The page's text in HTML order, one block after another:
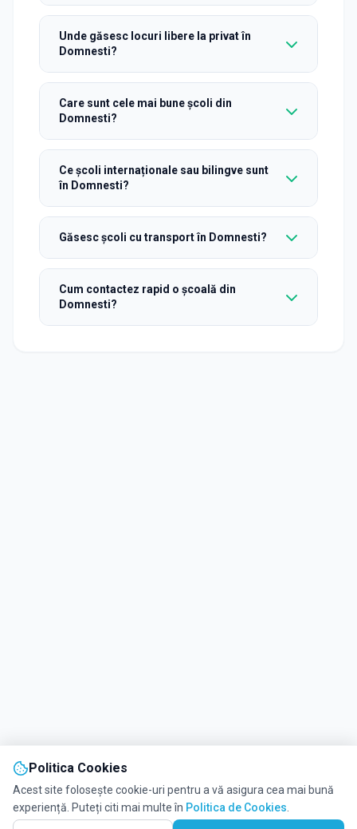
Unde găsesc locuri libere la privat în
Domnesti?
Care sunt cele mai bune școli din
Domnesti?
Ce școli internaționale sau bilingve sunt
în Domnesti?
Găsesc școli cu transport în Domnesti?
Cum contactez rapid o școală din
Domnesti?
Politica Cookies
Acest site folosește cookie-uri pentru a vă asigura cea mai bună
experiență. Puteți citi mai multe în Politica de Cookies